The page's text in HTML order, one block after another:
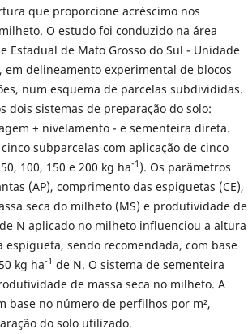
que proporcione acréscimo nos
O estudo foi conduzido na área
Estadual de Mato Grosso do Sul - Unidade
delineamento experimental de blocos
num esquema de parcelas subdivididas.
dois sistemas de preparação do solo:
+ nivelamento - e sementeira direta.
subparcelas com aplicação de cinco
100, 150 e 200 kg ha-1 ). Os parâmetros
(AP), comprimento das espiguetas (CE),
seca do milheto (MS) e produtividade de
N aplicado no milheto influenciou a altura
sendo recomendada, com base
kg ha-1 de N. O sistema de sementeira
de massa seca no milheto. A
base no número de perfilhos por m²,
do solo utilizado.